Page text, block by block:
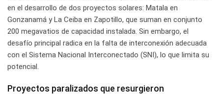
en el desarrollo de dos proyectos solares: Matala en
Gonzanamá y La Ceiba en Zapotillo, que suman en conjunto
200 megavatios de capacidad instalada. Sin embargo, el
desafío principal radica en la falta de interconexión adecuada
con el Sistema Nacional Interconectado (SNI), lo que limita su
potencial.
Proyectos paralizados que resurgieron